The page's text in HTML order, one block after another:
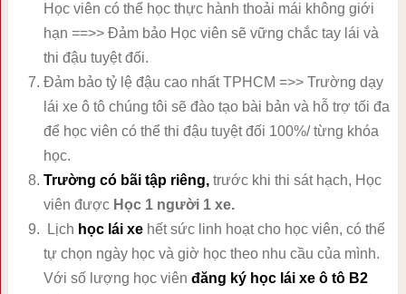
Học viên có thể học thực hành thoải mái không giới
hạn ==>> Đảm bảo Học viên sẽ vững chắc tay lái và
thi đậu tuyệt đối.
Đảm bảo tỷ lệ đậu cao nhất TPHCM =>> Trường dạy
lái xe ô tô chúng tôi sẽ đào tạo bài bản và hỗ trợ tối đa
để học viên có thể thi đậu tuyệt đối 100%/ từng khóa
học.
Trường có bãi tập riêng,trước khi thi sát hạch, Học
viên được Học 1 người 1 xe.
Lịch học lái xehết sức linh hoạt cho học viên, có thể
tự chọn ngày học và giờ học theo nhu cầu của mình.
Với số lượng học viên đăng ký học lái xe ô tô B2